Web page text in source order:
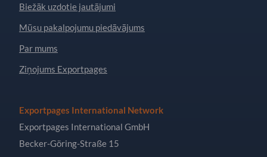
Biežāk uzdotie jautājumi
Mūsu pakalpojumu piedāvājums
Par mums
Ziņojums Exportpages
Exportpages International Network
Exportpages International GmbH
Becker-Göring-Straße 15